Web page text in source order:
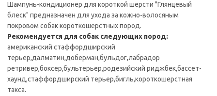
Шампунь-кондиционер для короткой шерсти "Глянцевый
блеск" предназначен для ухода за кожно-волосяным
покровом собак короткошерстных пород.
Рекомендуется для собак следующих пород:
американский стаффордширский
терьер,далматин,доберман,бульдог,лабрадор
ретривер,боксер,бультерьер,родезийский риджбек,бассет-
хаунд,стаффордширский терьер,бигль,короткошерстная
такса.